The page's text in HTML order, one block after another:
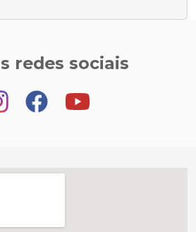
redes sociais